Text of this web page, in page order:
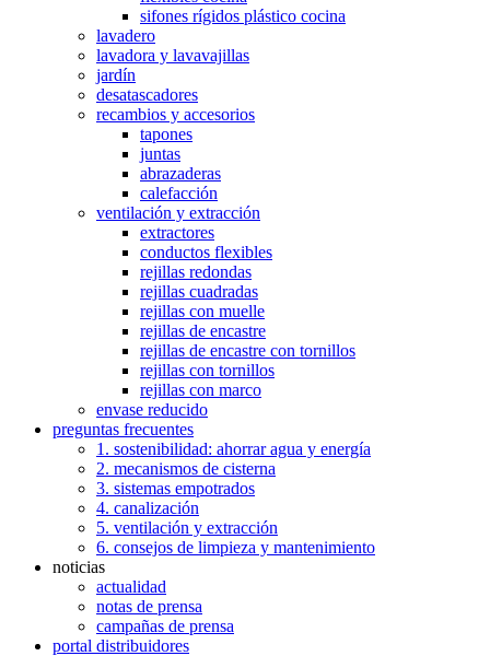
sifones rígidos plástico cocina
lavadero
lavadora y lavavajillas
jardín
desatascadores
recambios y accesorios
tapones
juntas
abrazaderas
calefacción
ventilación y extracción
extractores
conductos flexibles
rejillas redondas
rejillas cuadradas
rejillas con muelle
rejillas de encastre
rejillas de encastre con tornillos
rejillas con tornillos
rejillas con marco
envase reducido
preguntas frecuentes
1. sostenibilidad: ahorrar agua y energía
2. mecanismos de cisterna
3. sistemas empotrados
4. canalización
5. ventilación y extracción
6. consejos de limpieza y mantenimiento
noticias
actualidad
notas de prensa
campañas de prensa
portal distribuidores